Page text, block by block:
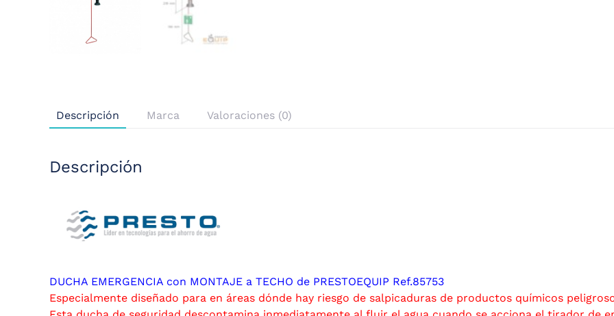
Descripción Marca Valoraciones (0)
Descripción
DUCHA EMERGENCIA con MONTAJE a TECHO de PRESTOEQUIP Ref.85753
Especialmente diseñado para en áreas dónde hay riesgo de salpicaduras de productos químicos